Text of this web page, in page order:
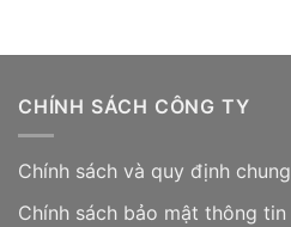
CHÍNH SÁCH CÔNG TY
Chính sách và quy định chung
Chính sách bảo mật thông tin